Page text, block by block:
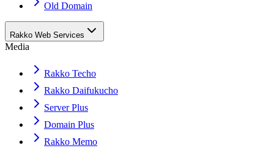
Old Domain
Rakko Web Services
Media
Rakko Techo
Rakko Daifukucho
Server Plus
Domain Plus
Rakko Memo